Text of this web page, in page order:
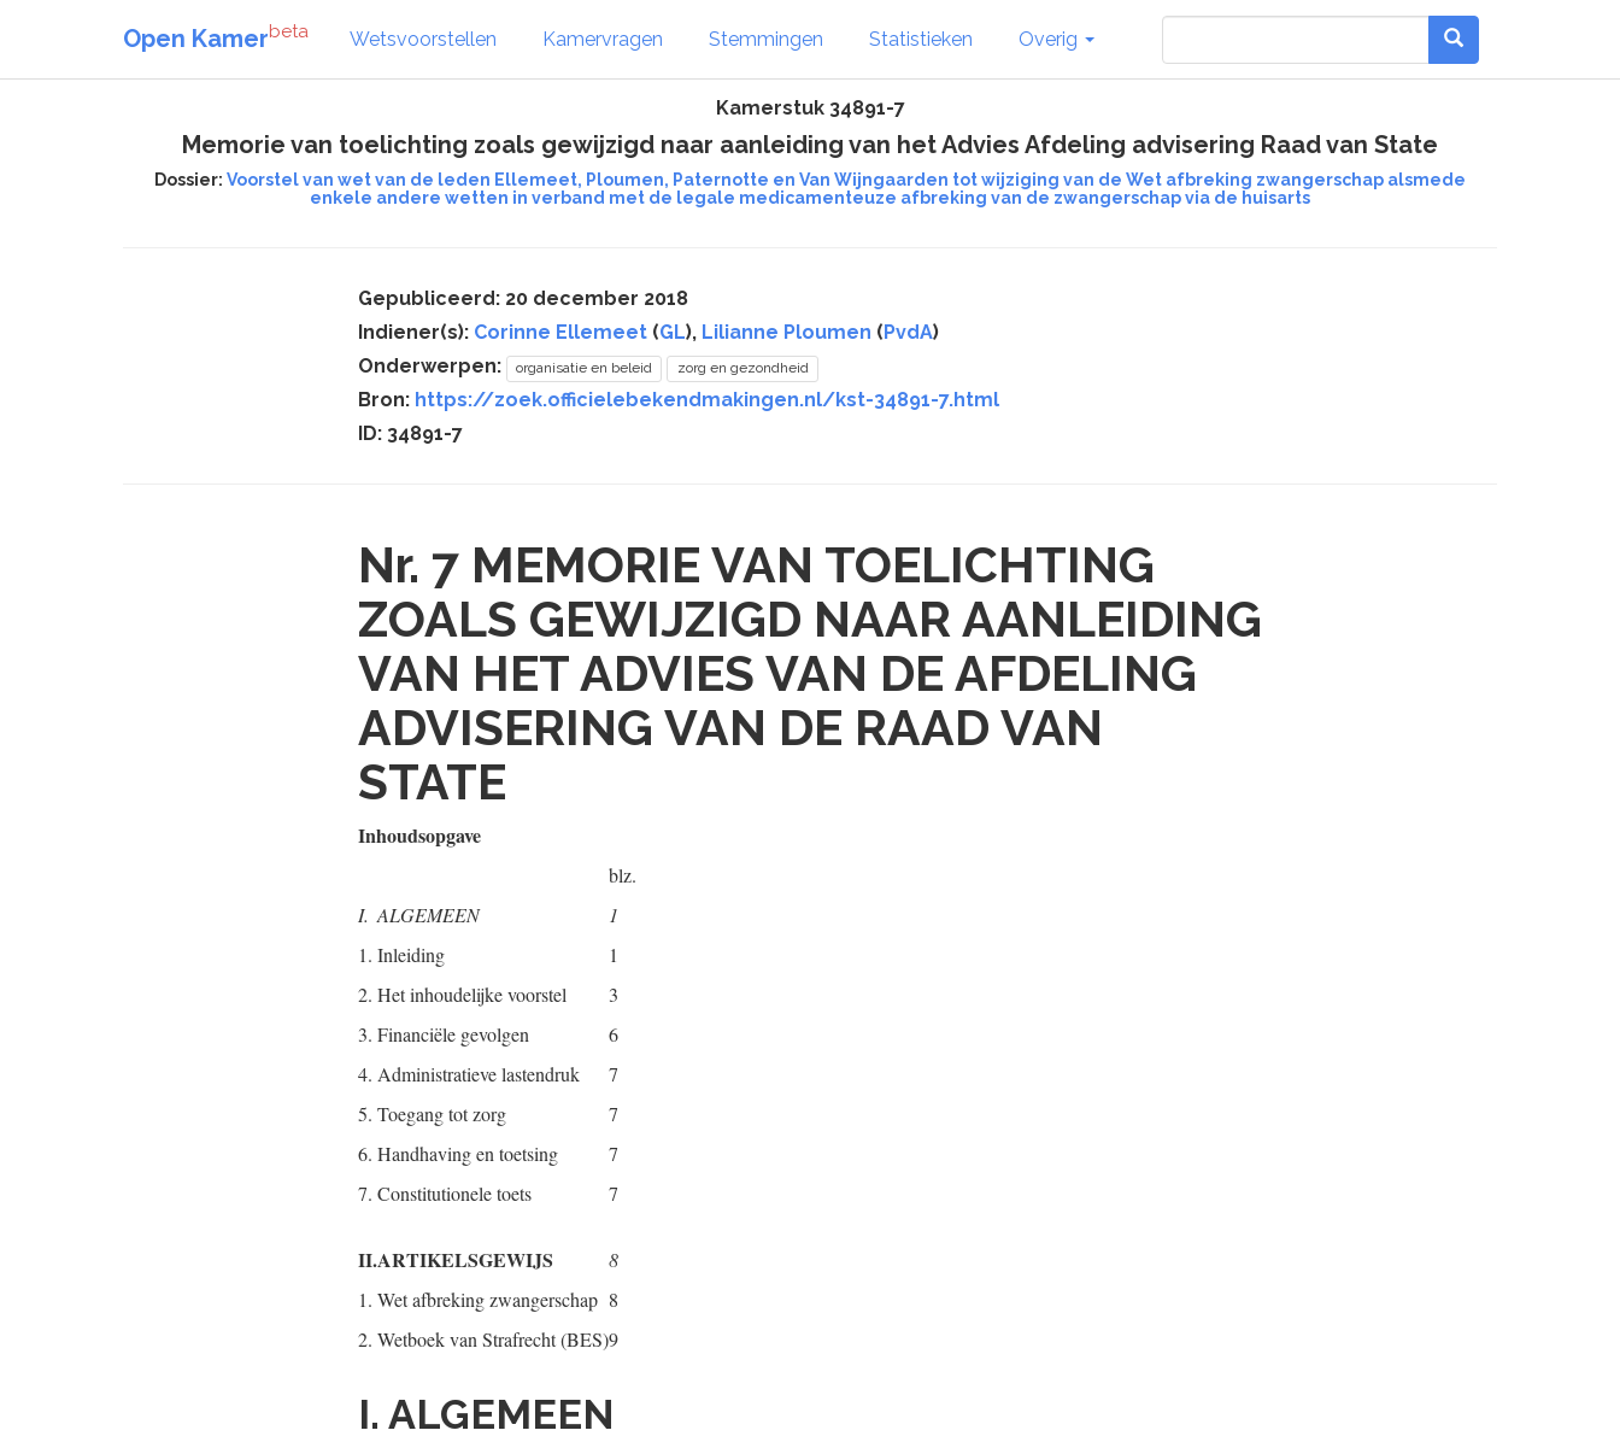
Open Kamerbeta Wetsvoorstellen Kamervragen Stemmingen Statistieken Overig
Kamerstuk 34891-7
Memorie van toelichting zoals gewijzigd naar aanleiding van het Advies Afdeling advisering Raad van State
Dossier: Voorstel van wet van de leden Ellemeet, Ploumen, Paternotte en Van Wijngaarden tot wijziging van de Wet afbreking zwangerschap alsmede
enkele andere wetten in verband met de legale medicamenteuze afbreking van de zwangerschap via de huisarts
Gepubliceerd: 20 december 2018
Indiener(s): Corinne Ellemeet (GL), Lilianne Ploumen (PvdA)
Onderwerpen:
organisatie en beleid zorg en gezondheid
Bron: https://zoek.officielebekendmakingen.nl/kst-34891-7.html
ID: 34891-7
Nr. 7 MEMORIE VAN TOELICHTING
ZOALS GEWIJZIGD NAAR AANLEIDING
VAN HET ADVIES VAN DE AFDELING
ADVISERING VAN DE RAAD VAN
STATE
Inhoudsopgave
blz.
I. ALGEMEEN
1
1. Inleiding
1
2. Het inhoudelijke voorstel
3
3. Financiële gevolgen
6
4. Administratieve lastendruk
7
5. Toegang tot zorg
7
6. Handhaving en toetsing
7
7. Constitutionele toets 7
II.ARTIKELSGEWIJS
8
1. Wet afbreking zwangerschap 8
2. Wetboek van Strafrecht (BES)9
I. ALGEMEEN